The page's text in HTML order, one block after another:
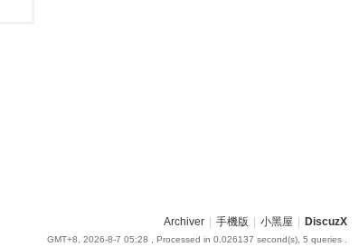
Archiver 手機版 小黑屋 DiscuzX
GMT+8, 2026-8-7 05:28 , Processed in 0.026137 second(s), 5 queries .